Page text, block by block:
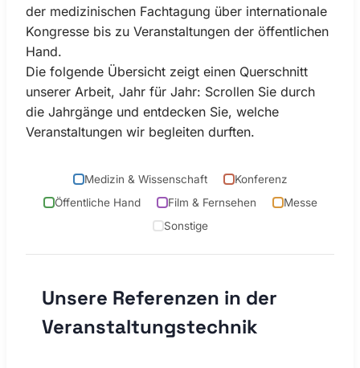
der medizinischen Fachtagung über internationale
Kongresse bis zu Veranstaltungen der öffentlichen
Hand.
Die folgende Übersicht zeigt einen Querschnitt
unserer Arbeit, Jahr für Jahr: Scrollen Sie durch
die Jahrgänge und entdecken Sie, welche
Veranstaltungen wir begleiten durften.
Medizin & Wissenschaft
Konferenz
Öffentliche Hand
Film & Fernsehen
Messe
Sonstige
Unsere Referenzen in der
Veranstaltungstechnik